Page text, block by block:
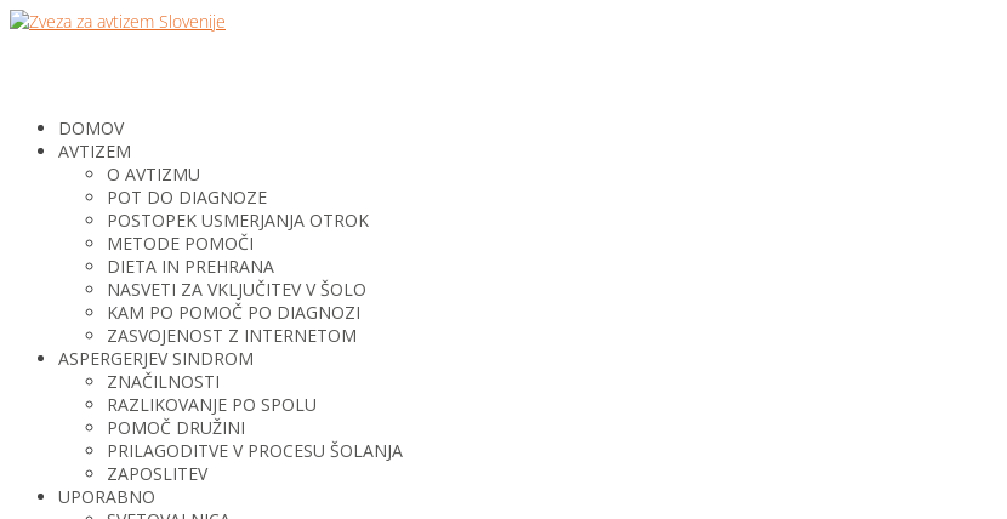
DOMOV
AVTIZEM
O AVTIZMU
POT DO DIAGNOZE
POSTOPEK USMERJANJA OTROK
METODE POMOČI
DIETA IN PREHRANA
NASVETI ZA VKLJUČITEV V ŠOLO
KAM PO POMOČ PO DIAGNOZI
ZASVOJENOST Z INTERNETOM
ASPERGERJEV SINDROM
ZNAČILNOSTI
RAZLIKOVANJE PO SPOLU
POMOČ DRUŽINI
PRILAGODITVE V PROCESU ŠOLANJA
ZAPOSLITEV
UPORABNO